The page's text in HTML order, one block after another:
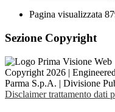
Pagina visualizzata
Sezione Copyright
Copyright 2026 |
Parma S.p.A. | Divisione
Disclaimer trattamento dati